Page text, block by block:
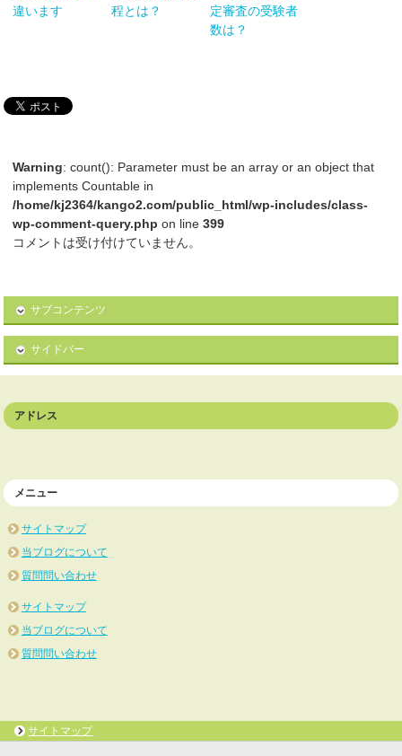
違います
程とは？
定審査の受験者
数は？
Warning: count(): Parameter must be an array or an object that
implements Countable in
/home/kj2364/kango2.com/public_html/wp-includes/class-
wp-comment-query.php on line399
コメントは受け付けていません。
サブコンテンツ
サイドバー
アドレス
メニュー
サイトマップ
当ブログについて
質問問い合わせ
サイトマップ
当ブログについて
質問問い合わせ
サイトマップ